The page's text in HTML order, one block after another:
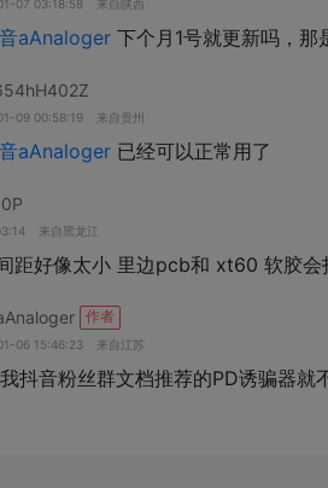
07 03:18:58 来自陕西
aAnaloger 下个月1号就更新吗，那
09 00:58:19 来自贵州
aAnaloger 已经可以正常用了
来自黑龙江
作者
06 15:46:23 来自江苏
抖音粉丝群文档推荐的PD诱骗器就